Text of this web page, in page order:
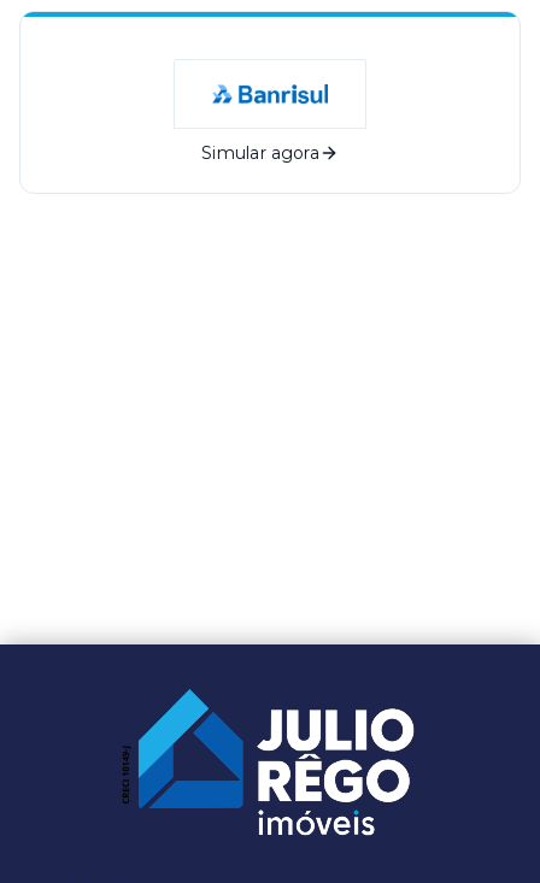
Simular agora